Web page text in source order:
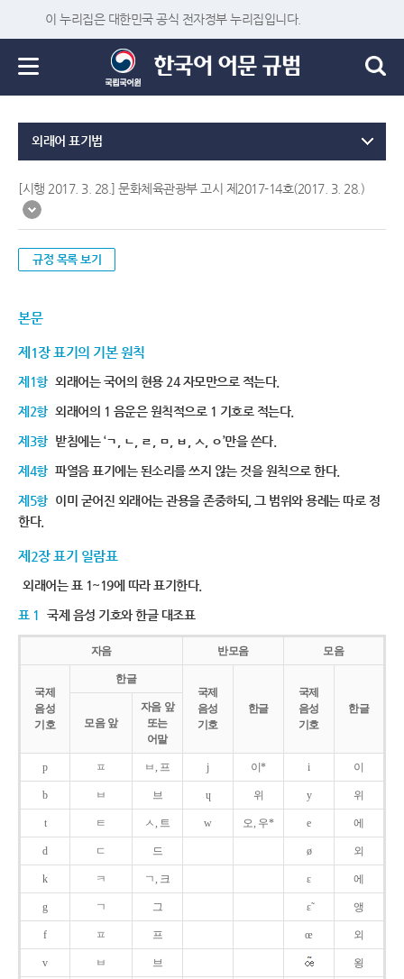
이 누리집은 대한민국 공식 전자정부 누리집입니다.
외래어 표기법
[시행 2017. 3. 28.] 문화체육관광부 고시 제2017-14호(2017. 3. 28.)
규정 목록 보기
본문
제1장 표기의 기본 원칙
제1항 외래어는 국어의 현용 24 자모만으로 적는다.
제2항 외래어의 1 음운은 원칙적으로 1 기호로 적는다.
제3항 받침에는 ‘ㄱ, ㄴ, ㄹ, ㅁ, ㅂ, ㅅ, ㅇ’만을 쓴다.
제4항 파열음 표기에는 된소리를 쓰지 않는 것을 원칙으로 한다.
제5항 이미 굳어진 외래어는 관용을 존중하되, 그 범위와 용례는 따로 정
한다.
제2장 표기 일람표
외래어는 표 1~19에 따라 표기한다.
표 1 국제 음성 기호와 한글 대조표
자음 반모음 모음
국제
음성
기호
한글
국제
음성
기호
한글
국제
음성
기호
한글
모음 앞
자음 앞
또는
어말
p ㅍ ㅂ, 프 j 이* i 이
b ㅂ 브 ɥ 위 y 위
t ㅌ ㅅ, 트 w 오, 우* e 에
d ㄷ 드 ø 외
k ㅋ ㄱ, 크 ɛ 에
g ㄱ 그 ɛ̃ 앵
f ㅍ 프 œ 외
v ㅂ 브 욍